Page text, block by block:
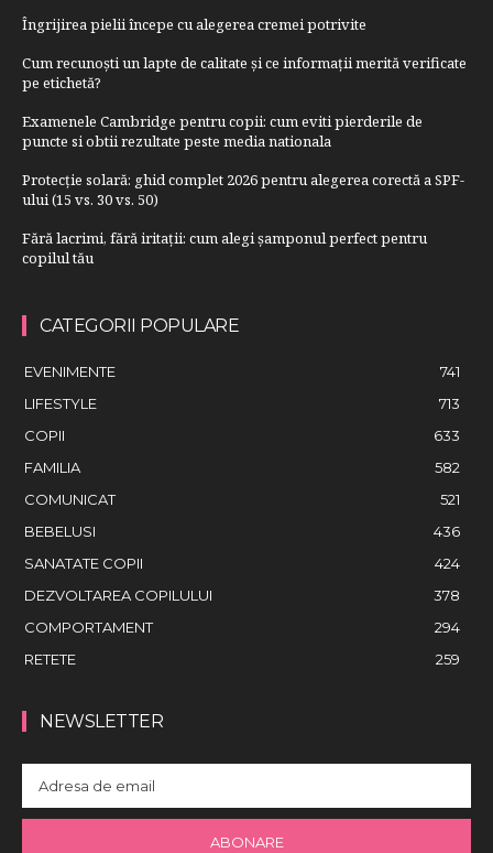
Îngrijirea pielii începe cu alegerea cremei potrivite
Cum recunoști un lapte de calitate și ce informații merită verificate
pe etichetă?
Examenele Cambridge pentru copii: cum eviti pierderile de
puncte si obtii rezultate peste media nationala
Protecție solară: ghid complet 2026 pentru alegerea corectă a SPF-
ului (15 vs. 30 vs. 50)
Fără lacrimi, fără iritații: cum alegi șamponul perfect pentru
copilul tău
CATEGORII POPULARE
EVENIMENTE
741
LIFESTYLE
713
COPII
633
FAMILIA
582
COMUNICAT
521
BEBELUSI
436
SANATATE COPII
424
DEZVOLTAREA COPILULUI
378
COMPORTAMENT
294
RETETE
259
NEWSLETTER
ABONARE